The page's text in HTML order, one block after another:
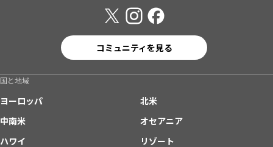
コミュニティを見る
国と地域
ヨーロッパ
北米
中南米
オセアニア
ハワイ
リゾート